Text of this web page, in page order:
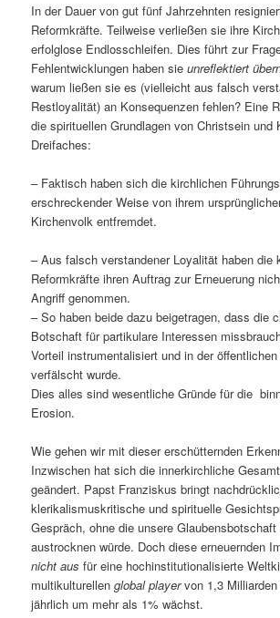
In der Dauer von gut fünf Jahrzehnten
Reformkräfte. Teilweise verließen sie ihre
erfolglose Endlosschleifen. Dies führt zur
Fehlentwicklungen haben sieunreflektiert
warum ließen sie es (vielleicht aus falsch
Restloyalität) an Konsequenzen fehlen? Eine
die spirituellen Grundlagen von Christsein und
Dreifaches:
– Faktisch haben sich die kirchlichen
erschreckender Weise von ihrem
Kirchenvolk entfremdet.
– Aus falsch verstandener Loyalität haben die
Reformkräfte ihren Auftrag zur Erneuerung
Angriff genommen.
– So haben beide dazu beigetragen, dass die
Botschaft für partikulare Interessen
Vorteil instrumentalisiert und in der öffentlichen
verfälscht wurde.
Dies alles sind wesentliche Gründe für die
Erosion.
Wie gehen wir mit dieser erschütternden
Inzwischen hat sich die innerkirchliche
geändert. Papst Franziskus bringt
klerikalismuskritische und spirituelle
Gespräch, ohne die unsere
austrocknen würde. Doch diese erneuernden
nicht aus für eine hochinstitutionalisierte
multikulturellenglobal playervon 1,3
jährlich um mehr als 1% wächst.